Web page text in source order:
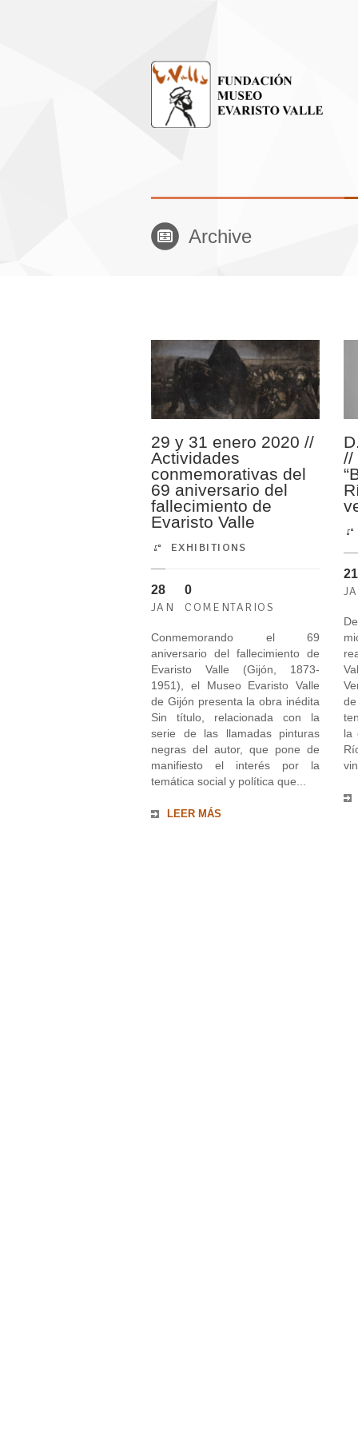
Archive
29 y 31 enero 2020 //
Actividades
conmemorativas del
69 aniversario del
fallecimiento de
Evaristo Valle
EXHIBITIONS
28
JAN
0
COMENTARIOS
Conmemorando el 69
aniversario del fallecimiento de
Evaristo Valle (Gijón, 1873-
1951), el Museo Evaristo Valle
de Gijón presenta la obra inédita
Sin título, relacionada con la
serie de las llamadas pinturas
negras del autor, que pone de
manifiesto el interés por la
temática social y política que...
LEER MÁS
//
21
la